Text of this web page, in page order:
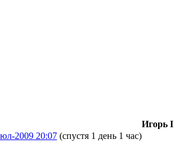
2009 20:07 (спустя 1 день 1 час)
Игорь I